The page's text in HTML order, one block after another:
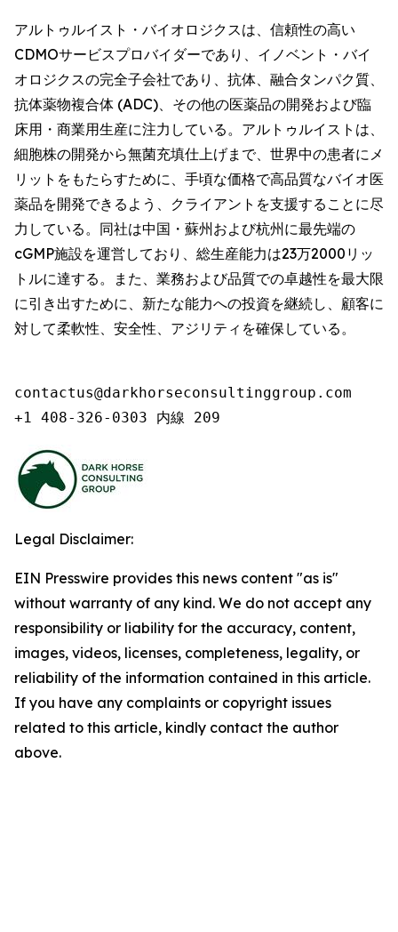
アルトゥルイスト・バイオロジクスは、信頼性の高い
CDMOサービスプロバイダーであり、イノベント・バイ
オロジクスの完全子会社であり、抗体、融合タンパク質、
抗体薬物複合体 (ADC)、その他の医薬品の開発および臨
床用・商業用生産に注力している。アルトゥルイストは、
細胞株の開発から無菌充填仕上げまで、世界中の患者にメ
リットをもたらすために、手頃な価格で高品質なバイオ医
薬品を開発できるよう、クライアントを支援することに尽
力している。同社は中国・蘇州および杭州に最先端の
cGMP施設を運営しており、総生産能力は23万2000リッ
トルに達する。また、業務および品質での卓越性を最大限
に引き出すために、新たな能力への投資を継続し、顧客に
対して柔軟性、安全性、アジリティを確保している。
contactus@darkhorseconsultinggroup.com
+1 408-326-0303 内線 209
Legal Disclaimer:
EIN Presswire provides this news content "as is"
without warranty of any kind. We do not accept any
responsibility or liability for the accuracy, content,
images, videos, licenses, completeness, legality, or
reliability of the information contained in this article.
If you have any complaints or copyright issues
related to this article, kindly contact the author
above.